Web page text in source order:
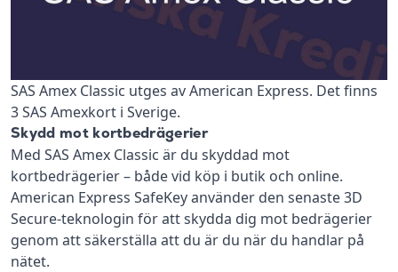
SAS Amex Classic utges av American Express. Det finns
3 SAS Amexkort i Sverige.
Skydd mot kortbedrägerier
Med SAS Amex Classic är du skyddad mot
kortbedrägerier – både vid köp i butik och online.
American Express SafeKey använder den senaste 3D
Secure-teknologin för att skydda dig mot bedrägerier
genom att säkerställa att du är du när du handlar på
nätet.